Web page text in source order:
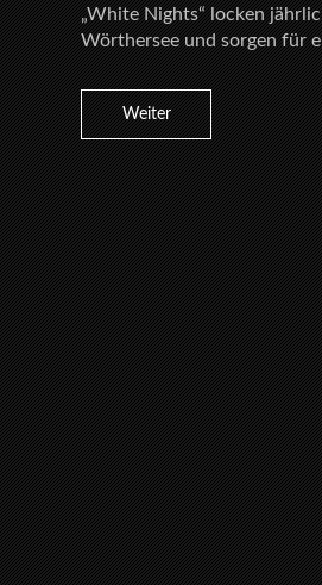
„White Nights“ locken
Wörthersee und sorgen für
Weiter